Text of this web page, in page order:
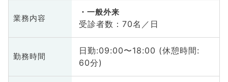
業務内容
一般外来
受診者数：70名／日
勤務時間
日勤:09:00〜18:00 (休憩時間:
60分)